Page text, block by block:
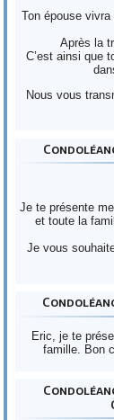
Ton épouse
Après la
C’est ainsi que
Nous vous
Je te présente
et toute la
Je vous
Eric, je te
famille. Bon